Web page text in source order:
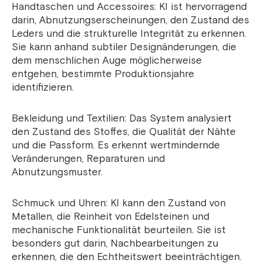
Handtaschen und Accessoires: KI ist hervorragend
darin, Abnutzungserscheinungen, den Zustand des
Leders und die strukturelle Integrität zu erkennen.
Sie kann anhand subtiler Designänderungen, die
dem menschlichen Auge möglicherweise
entgehen, bestimmte Produktionsjahre
identifizieren.
Bekleidung und Textilien: Das System analysiert
den Zustand des Stoffes, die Qualität der Nähte
und die Passform. Es erkennt wertmindernde
Veränderungen, Reparaturen und
Abnutzungsmuster.
Schmuck und Uhren: KI kann den Zustand von
Metallen, die Reinheit von Edelsteinen und
mechanische Funktionalität beurteilen. Sie ist
besonders gut darin, Nachbearbeitungen zu
erkennen, die den Echtheitswert beeinträchtigen.